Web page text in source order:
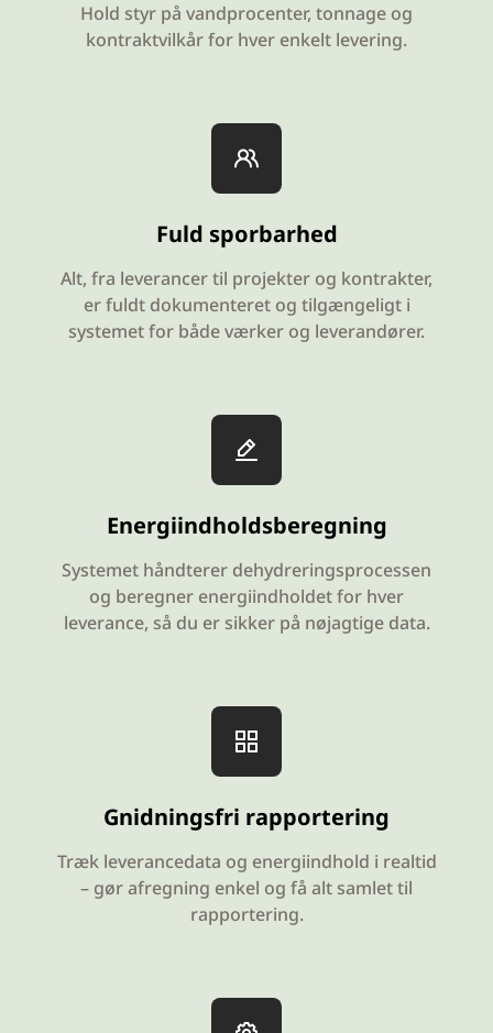
Hold styr på vandprocenter, tonnage og
kontraktvilkår for hver enkelt levering.
Fuld sporbarhed
Alt, fra leverancer til projekter og kontrakter,
er fuldt dokumenteret og tilgængeligt i
systemet for både værker og leverandører.
Energiindholdsberegning
Systemet håndterer dehydreringsprocessen
og beregner energiindholdet for hver
leverance, så du er sikker på nøjagtige data.
Gnidningsfri rapportering
Træk leverancedata og energiindhold i realtid
– gør afregning enkel og få alt samlet til
rapportering.